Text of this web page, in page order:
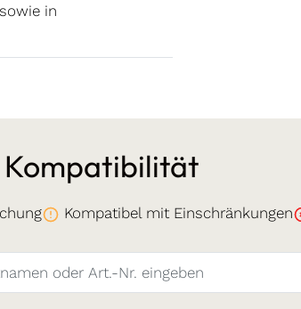
in
Kompatibilität
Kompatibel mit Einschränkungen